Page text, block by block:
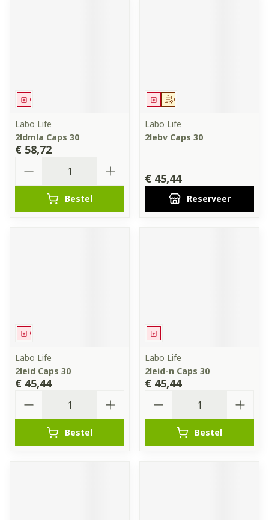
Geneesmiddel
Labo Life
2ldmla Caps 30
€ 58,72
Bestel
Op voorschrift
Geneesmiddel
Labo Life
2lebv Caps 30
€ 45,44
Reserveer
Geneesmiddel
Labo Life
2leid Caps 30
€ 45,44
Bestel
Geneesmiddel
Labo Life
2leid-n Caps 30
€ 45,44
Bestel